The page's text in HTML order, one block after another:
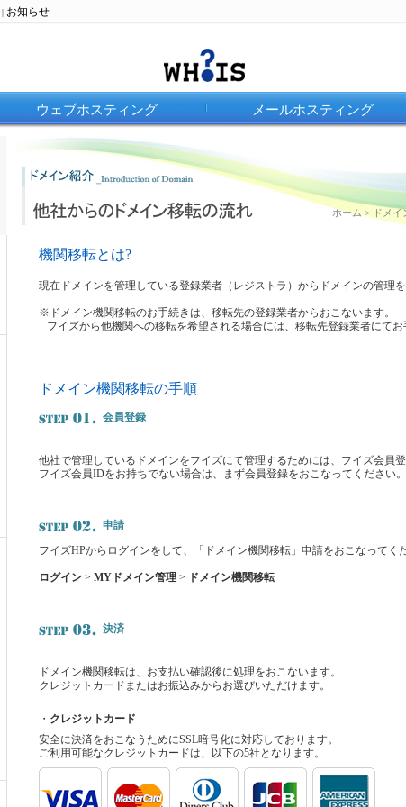
| お知らせ
ウェブホスティング メールホスティング
ホーム > ドメイ
機関移転とは?
現在ドメインを管理している登録業者（レジストラ）からドメインの管理
※ドメイン機関移転のお手続きは、移転先の登録業者からおこないます。
フイズから他機関への移転を希望される場合には、移転先登録業者にてお
ドメイン機関移転の手順
会員登録
他社で管理しているドメインをフイズにて管理するためには、フイズ会員登
フイズ会員IDをお持ちでない場合は、まず会員登録をおこなってください。
申請
フイズHPからログインをして、「ドメイン機関移転」申請をおこなってくだ
ログイン> MYドメイン管理> ドメイン機関移転
決済
ドメイン機関移転は、お支払い確認後に処理をおこないます。
クレジットカードまたはお振込みからお選びいただけます。
・ クレジットカード
安全に決済をおこなうためにSSL暗号化に対応しております。
ご利用可能なクレジットカードは、以下の5社となります。